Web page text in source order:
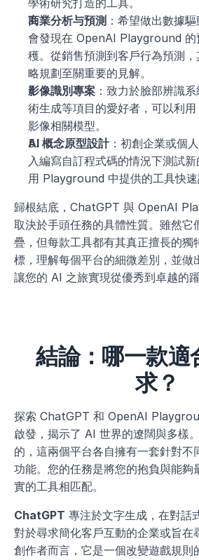
學術研究打造的工具。
商業分析与預測 ：希望做出數據
會發現在 OpenAI Playground 的
穫。從銷售預測到客戶行為預測
略規劃至關重要的見解。
影像識別專案 ：致力於臉部辨識
術生成等項目的愛好者，可以利
影像相關模型。
AI 概念原型設計：初創企業或個
入編寫自訂程式碼的情況下測試
用 Playground 中提供的工具快速
歸根結底，ChatGPT 與 OpenAI
取決於手頭任務的具體性質。雖然它
疊，但每款工具都有其真正擅長的獨
標，理解每個平台的細微差別，並做
讓您的 AI 之旅實現從優秀到卓越的躍
結論：哪一款適
求？
探索 ChatGPT 和 OpenAI
啟發，揭示了 AI 世界的遼闊與多樣
的，這兩個平台各自擁有一套針對不
功能。您的任務是將您的抱負與能夠
實的工具相匹配。
ChatGPT 專注於文字生成，在對話
對於尋求簡化客戶互動的企業或旨在
創作者而言，它是一個改變遊戲規則